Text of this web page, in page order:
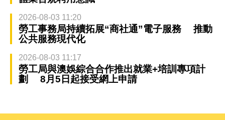
2026-08-03 11:20
勞工事務局持續拓展“商社通”電子服務 推動
公共服務現代化
2026-08-03 11:17
勞工局與澳娛綜合合作推出就業+培訓專項計
劃 8月5日起接受網上申請